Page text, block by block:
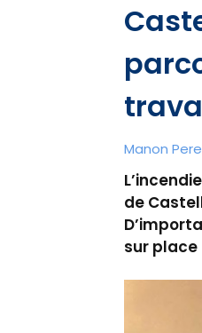
Manon
de
sur place